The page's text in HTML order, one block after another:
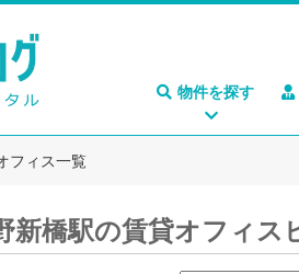
物件を探す
フィス一覧
新橋駅の賃貸オフィス